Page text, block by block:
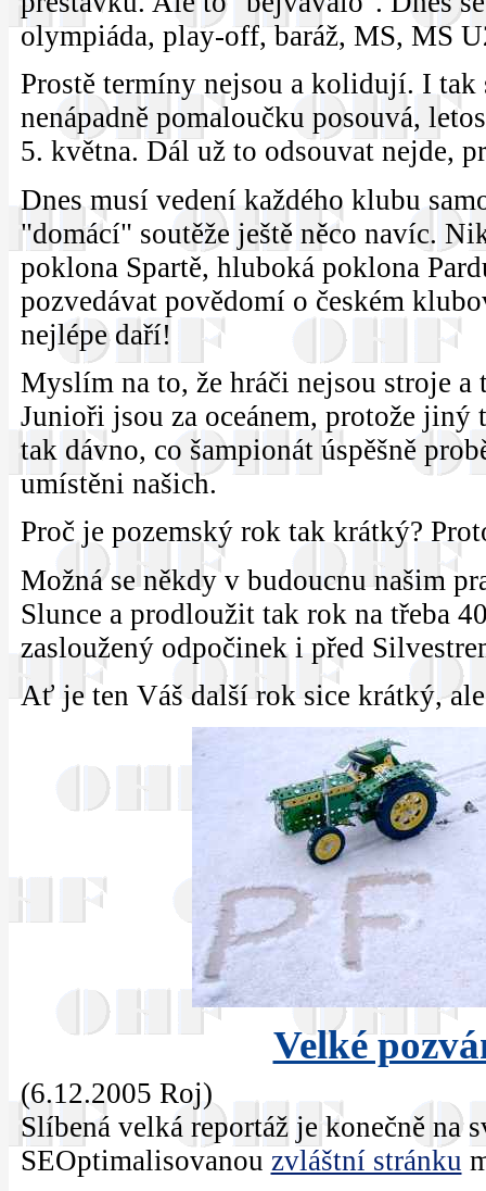
olympiáda, play-off, baráž, MS, MS
Prostě termíny nejsou a kolidují. I tak
nenápadně pomaloučku posouvá,
5. května. Dál už to odsouvat nejde,
Dnes musí vedení každého klubu
"domácí" soutěže ještě něco navíc.
poklona Spartě, hluboká poklona
pozvedávat povědomí o českém
nejlépe daří!
Myslím na to, že hráči nejsou stroje
Junioři jsou za oceánem, protože
tak dávno, co šampionát úspěšně
umístěni našich.
Proč je pozemský rok tak krátký?
Možná se někdy v budoucnu našim
Slunce a prodloužit tak rok na třeba
zasloužený odpočinek i před
Ať je ten Váš další rok sice krátký,
Velké
(6.12.2005 Roj)
Slíbená velká reportáž je konečně na
SEOptimalisovanou zvláštní stránku